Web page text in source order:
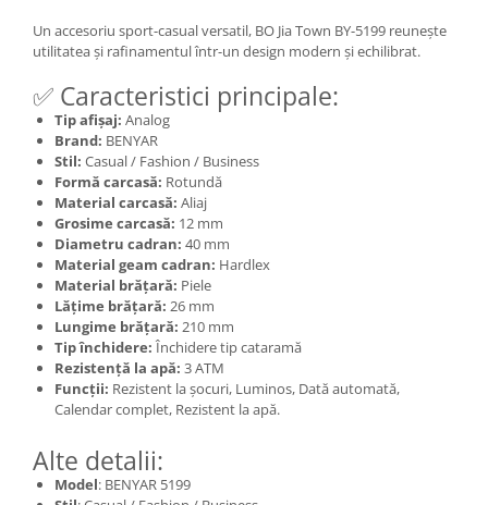
Un accesoriu sport-casual versatil, BO Jia Town BY-5199 reunește
utilitatea și rafinamentul într-un design modern și echilibrat.
✅ Caracteristici principale:
Tip afișaj: Analog
Brand: BENYAR
Stil: Casual / Fashion / Business
Formă carcasă: Rotundă
Material carcasă: Aliaj
Grosime carcasă: 12 mm
Diametru cadran: 40 mm
Material geam cadran: Hardlex
Material brățară: Piele
Lățime brățară: 26 mm
Lungime brățară: 210 mm
Tip închidere: Închidere tip cataramă
Rezistență la apă: 3 ATM
Funcții: Rezistent la șocuri, Luminos, Dată automată,
Calendar complet, Rezistent la apă.
Alte detalii:
Model: BENYAR 5199